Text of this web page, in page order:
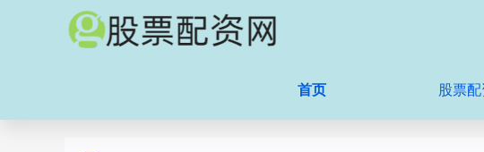
首页 股票